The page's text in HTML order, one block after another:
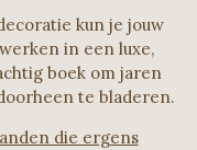
kun je jouw
in een luxe,
boek om jaren
te bladeren.
die ergens